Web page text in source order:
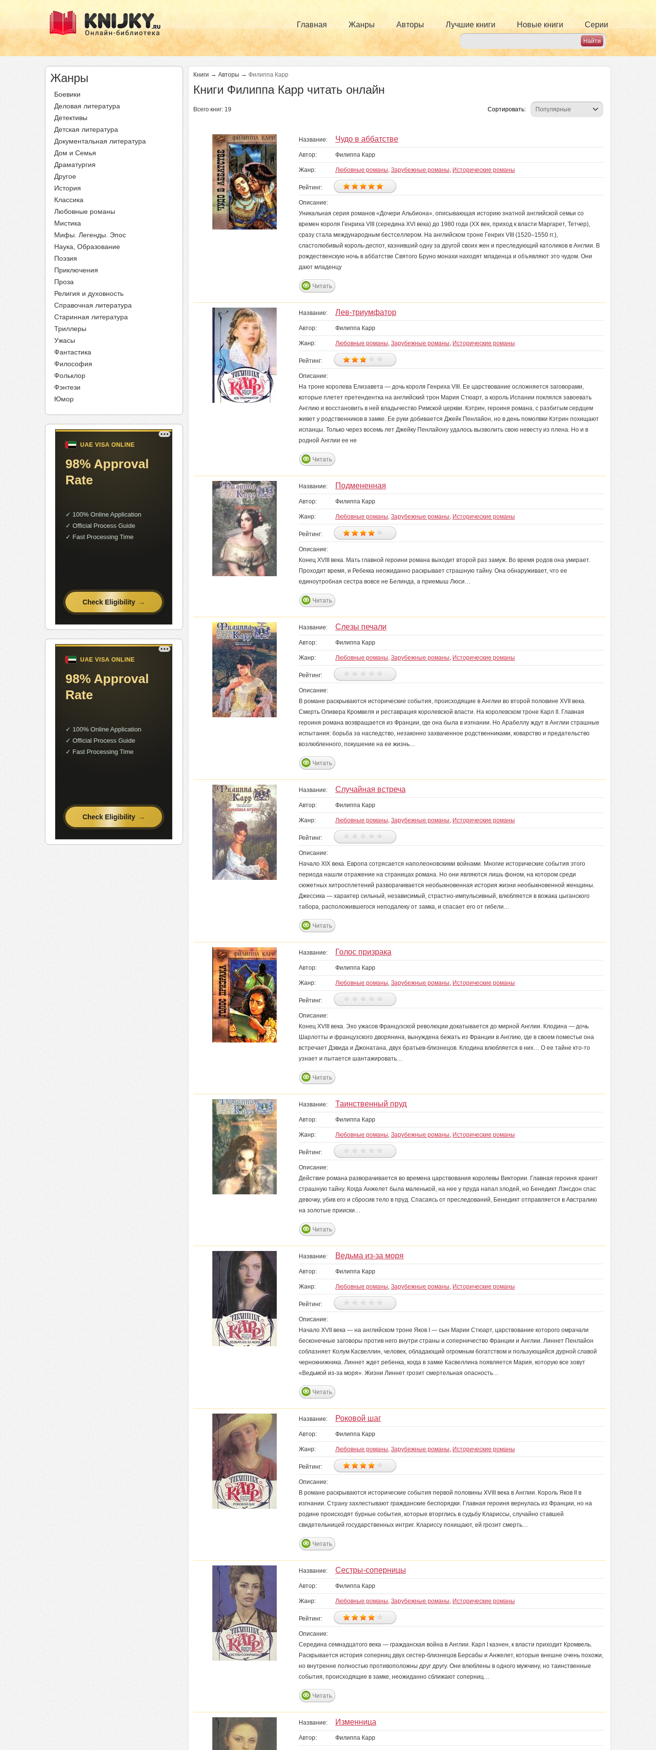
Главная Жанры Авторы Лучшие книги Новые книги Серии
Жанры
Боевики
Деловая литература
Детективы
Детская литература
Документальная литература
Дом и Семья
Драматургия
Другое
История
Классика
Любовные романы
Мистика
Мифы. Легенды. Эпос
Наука, Образование
Поэзия
Приключения
Проза
Религия и духовность
Справочная литература
Старинная литература
Триллеры
Ужасы
Фантастика
Философия
Фольклор
Фэнтези
Юмор
Книги → Авторы → Филиппа Карр
Книги Филиппа Карр читать онлайн
Всего книг: 19 Сортировать:
Название: Чудо в аббатстве
Автор: Филиппа Карр
Жанр: Любовные романы, Зарубежные романы, Исторические романы
Рейтинг:
Описание:
Уникальная серия романов «Дочери Альбиона», описывающая историю знатной английской семьи со
времен короля Генриха VIII (середина XVI века) до 1980 года (XX век, приход к власти Маргарет, Тетчер),
сразу стала международным бестселлером. На английском троне Генрих VIII (1520–1550 гг.),
сластолюбивый король-деспот, казнивший одну за другой своих жен и преследующий католиков в Англии. В
рождественскую ночь в аббатстве Святого Бруно монахи находят младенца и объявляют это чудом. Они
дают младенцу
Читать
Название: Лев-триумфатор
Автор: Филиппа Карр
Жанр: Любовные романы, Зарубежные романы, Исторические романы
Рейтинг:
Описание:
На троне королева Елизавета — дочь короля Генриха VIII. Ее царствование осложняется заговорами,
которые плетет претендентка на английский трон Мария Стюарт, а король Испании поклялся завоевать
Англию и восстановить в ней владычество Римской церкви. Кэтрин, героиня романа, с разбитым сердцем
живет у родственников в замке. Ее руки добивается Джейк Пенлайон, но в день помолвки Кэтрин похищают
испанцы. Только через восемь лет Джейку Пенлайону удалось вызволить свою невесту из плена. Но и в
родной Англии ее не
Читать
Название: Подмененная
Автор: Филиппа Карр
Жанр: Любовные романы, Зарубежные романы, Исторические романы
Рейтинг:
Описание:
Конец XVIII века. Мать главной героини романа выходит второй раз замуж. Во время родов она умирает.
Проходит время, и Ребекка неожиданно раскрывает страшную тайну. Она обнаруживает, что ее
единоутробная сестра вовсе не Белинда, а приемыш Люси…
Читать
Название: Слезы печали
Автор: Филиппа Карр
Жанр: Любовные романы, Зарубежные романы, Исторические романы
Рейтинг:
Описание:
В романе раскрываются исторические события, происходящие в Англии во второй половине XVII века.
Смерть Оливера Кромвеля и реставрация королевской власти. На королевском троне Карл II. Главная
героиня романа возвращается из Франции, где она была в изгнании. Но Арабеллу ждут в Англии страшные
испытания: борьба за наследство, незаконно захваченное родственниками, коварство и предательство
возлюбленного, покушение на ее жизнь…
Читать
Название: Случайная встреча
Автор: Филиппа Карр
Жанр: Любовные романы, Зарубежные романы, Исторические романы
Рейтинг:
Описание:
Начало XIX века. Европа сотрясается наполеоновскими войнами. Многие исторические события этого
периода нашли отражение на страницах романа. Но они являются лишь фоном, на котором среди
сюжетных хитросплетений разворачивается необыкновенная история жизни необыкновенной женщины.
Джессика — характер сильный, независимый, страстно-импульсивный, влюбляется в вожака цыганского
табора, расположившегося неподалеку от замка, и спасает его от гибели…
Читать
Название: Голос призрака
Автор: Филиппа Карр
Жанр: Любовные романы, Зарубежные романы, Исторические романы
Рейтинг:
Описание:
Конец XVIII века. Эхо ужасов Французской революции докатывается до мирной Англии. Клодина — дочь
Шарлотты и французского дворянина, вынуждена бежать из Франции в Англию, где в своем поместье она
встречает Дэвида и Джонатана, двух братьев-близнецов. Клодина влюбляется в них… О ее тайне кто-то
узнает и пытается шантажировать…
Читать
Название: Таинственный пруд
Автор: Филиппа Карр
Жанр: Любовные романы, Зарубежные романы, Исторические романы
Рейтинг:
Описание:
Действие романа разворачивается во времена царствования королевы Виктории. Главная героиня хранит
страшную тайну. Когда Анжелет была маленькой, на нее у пруда напал злодей, но Бенедикт Лэнсдон спас
девочку, убив его и сбросив тело в пруд. Спасаясь от преследований, Бенедикт отправляется в Австралию
на золотые прииски…
Читать
Название: Ведьма из-за моря
Автор: Филиппа Карр
Жанр: Любовные романы, Зарубежные романы, Исторические романы
Рейтинг:
Описание:
Начало XVII века — на английском троне Яков I — сын Марии Стюарт, царствование которого омрачали
бесконечные заговоры против него внутри страны и соперничество Франции и Англии. Линнет Пенлайон
соблазняет Колум Касвеллин, человек, обладающий огромным богатством и пользующийся дурной славой
чернокнижника. Линнет ждет ребенка, когда в замке Касвеллина появляется Мария, которую все зовут
«Ведьмой из-за моря». Жизни Линнет грозит смертельная опасность…
Читать
Название: Роковой шаг
Автор: Филиппа Карр
Жанр: Любовные романы, Зарубежные романы, Исторические романы
Рейтинг:
Описание:
В романе раскрываются исторические события первой половины XVIII века в Англии. Король Яков II в
изгнании. Страну захлестывают гражданские беспорядки. Главная героиня вернулась из Франции, но на
родине происходят бурные события, которые вторглись в судьбу Клариссы, случайно ставшей
свидетельницей государственных интриг. Клариссу похищают, ей грозит смерть…
Читать
Название: Сестры-соперницы
Автор: Филиппа Карр
Жанр: Любовные романы, Зарубежные романы, Исторические романы
Рейтинг:
Описание:
Середина семнадцатого века — гражданская война в Англии. Карл I казнен, к власти приходит Кромвель.
Раскрывается история соперниц двух сестер-близнецов Берсабы и Анжелет, которые внешне очень похожи,
но внутренне полностью противоположны друг другу. Они влюблены в одного мужчину, но таинственные
события, происходящие в замке, неожиданно сближают соперниц…
Читать
Название: Изменница
Автор: Филиппа Карр